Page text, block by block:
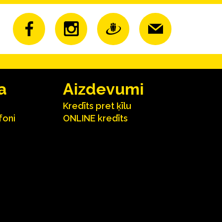
Aizdevumi
Kredīts pret ķīlu
ONLINE kredīts